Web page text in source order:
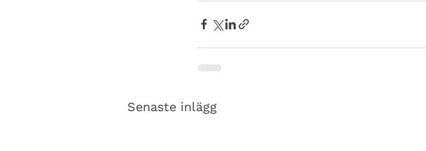
Senaste inlägg